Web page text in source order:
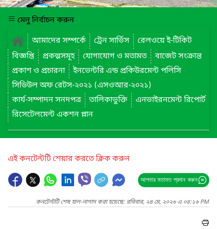
মেনু নির্বাচন করুন
আমাদের সম্পর্কে
ট্রেন সার্ভিস
রেলওয়ে ই-টিকিট
বিজ্ঞপ্তি
প্রকল্পসমূহ যোগাযোগ ও মতামত
বাজেট সংক্রান্ত
প্রকাশ ও প্রচারনা
ইনভেন্টরি এন্ড প্রকিউরমেন্ট পলিসি
সিডিউল অফ রেটস-২০২১ (এসওআর-২০২১)
কার্য-সম্পাদন সনদপত্র
তালিকাভুক্তি
এনভাইরনমেন্ট রিপোর্ট
রিসেটেলমেন্ট একশন প্লান
এই কনটেন্টটি শেয়ার করতে ক্লিক করুন
আপনার মতামত প্রদান করুন
কনটেন্টটি শেষ হাল-নাগাদ করা হয়েছে: রবিবার, ২৪ মে, ২০২৬ এ ০৪:১৬ PM